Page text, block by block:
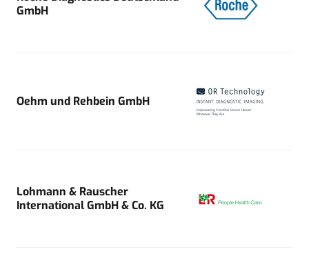
GmbH
Oehm und Rehbein GmbH
Lohmann & Rauscher
International GmbH & Co. KG